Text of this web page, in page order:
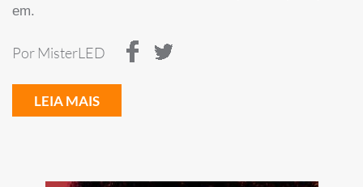
em.
LEIA MAIS
Por MisterLED